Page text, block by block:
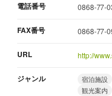
電話番号 0868-77-
FAX番号 0868-77-
URL http://
ジャンル 宿泊施設
観光案内